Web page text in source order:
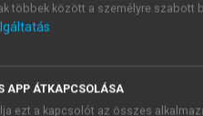
többek között a személyre szabott
APP ÁTKAPCSOLÁSA
ezt a kapcsolót az összes